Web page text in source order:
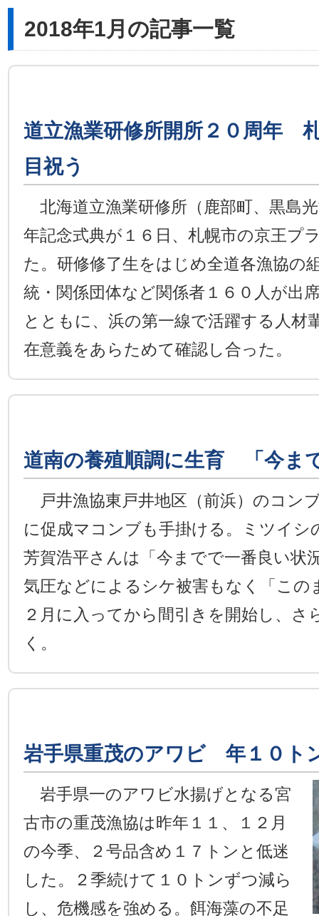
2018年1月の記事一覧
道立漁業研修所開所２０周年
目祝う
北海道立漁業研修所（鹿部町、黒島
年記念式典が１６日、札幌市の京王プ
た。研修修了生をはじめ全道各漁協の
統・関係団体など関係者１６０人が出
とともに、浜の第一線で活躍する人材
在意義をあらためて確認し合った。
道南の養殖順調に生育 「今ま
戸井漁協東戸井地区（前浜）のコン
に促成マコンブも手掛ける。ミツイシ
芳賀浩平さんは「今までで一番良い状
気圧などによるシケ被害もなく「この
２月に入ってから間引きを開始し、さ
く。
岩手県重茂のアワビ 年１０ト
岩手県一のアワビ水揚げとなる宮
古市の重茂漁協は昨年１１、１２月
の今季、２号品含め１７トンと低迷
した。２季続けて１０トンずつ減ら
し、危機感を強める。餌海藻の不足